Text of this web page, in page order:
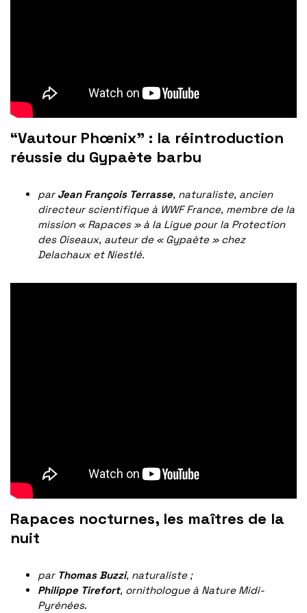
“Vautour Phœnix” : la réintroduction
réussie du Gypaète barbu
par Jean François Terrasse, naturaliste, ancien
directeur scientifique à WWF France, membre de la
mission « Rapaces » à la Ligue pour la Protection
des Oiseaux, auteur de « Gypaète » chez
Delachaux et Niestlé.
Rapaces nocturnes, les maîtres de la
nuit
par Thomas Buzzi, naturaliste ;
Philippe Tirefort, ornithologue à Nature Midi-
Pyrénées.